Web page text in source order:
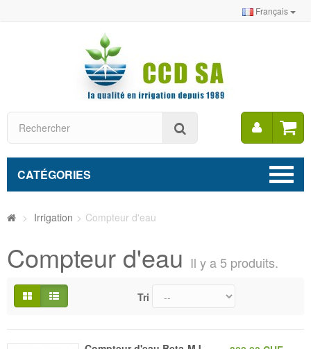
Français
Mon
CATÉGORIES
> Irrigation > Compteur d'eau
Compteur d'eau Il y a 5 produits.
Tri